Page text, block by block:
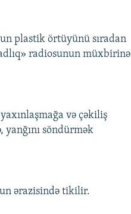
plastik örtüyünü sıradan
radiosunun müxbirinə
və çəkiliş
yanğını söndürmək
ərazisində tikilir.